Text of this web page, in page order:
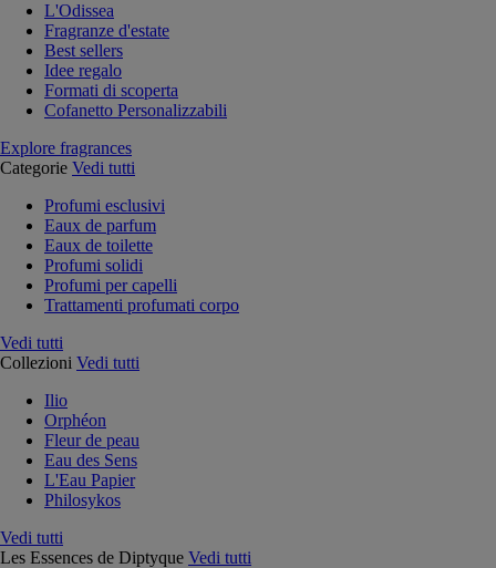
L'Odissea
Fragranze d'estate
Best sellers
Idee regalo
Formati di scoperta
Cofanetto Personalizzabili
Explore fragrances
Categorie Vedi tutti
Profumi esclusivi
Eaux de parfum
Eaux de toilette
Profumi solidi
Profumi per capelli
Trattamenti profumati corpo
Vedi tutti
Collezioni Vedi tutti
Ilio
Orphéon
Fleur de peau
Eau des Sens
L'Eau Papier
Philosykos
Vedi tutti
Les Essences de Diptyque Vedi tutti